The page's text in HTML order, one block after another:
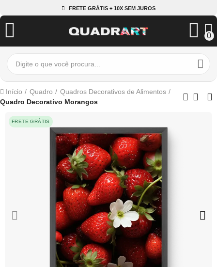
FRETE GRÁTIS + 10X SEM JUROS
0
Início Quadro
Quadros Decorativos de Alimentos
Quadro Decorativo Morangos
FRETE GRÁTIS